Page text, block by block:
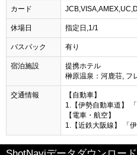
カード
休場日 指定日,1/1
バスパック 有り
宿泊施設
提携ホテル
榊原温泉：河鹿荘, フ
交通情報
【自動車】
1.【伊勢自動車道】
【電車・航空】
1.【近鉄大阪線】 「